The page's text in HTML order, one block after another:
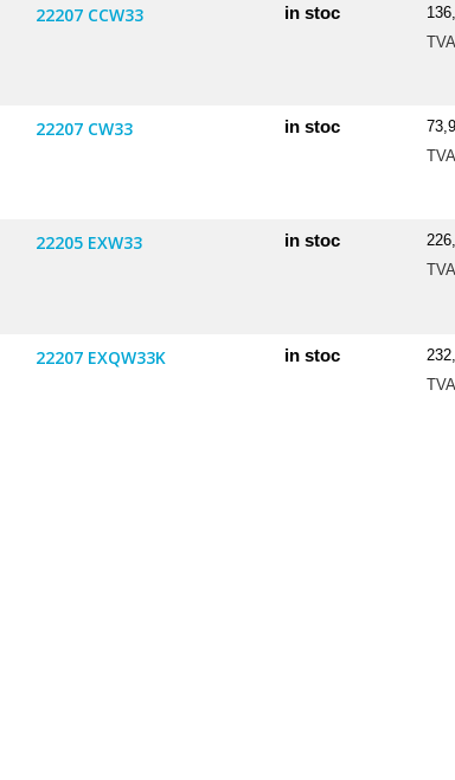
22207 CCW33 in stoc
TVA
22207 CW33 in stoc
TVA
22205 EXW33 in stoc
TVA
22207 EXQW33K in stoc
TVA